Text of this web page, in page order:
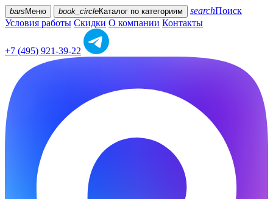
bars Меню book_circleКаталог по категориям searchПоиск
Условия работы Скидки О компании Контакты
+7 (495) 921-39-22